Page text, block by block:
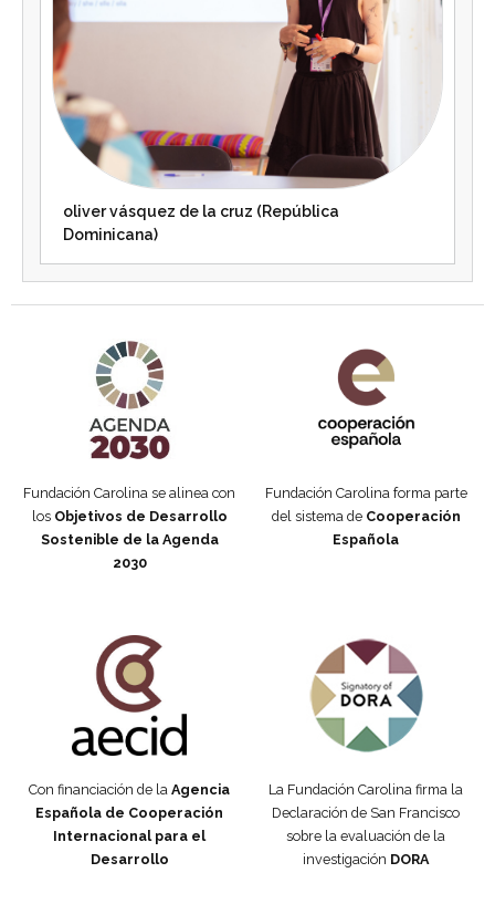
oliver vásquez de la cruz (República
Dominicana)
Fundación Carolina se alinea con
los Objetivos de Desarrollo
Sostenible de la Agenda
2030
Fundación Carolina forma parte
del sistema de Cooperación
Española
Con financiación de la Agencia
Española de Cooperación
Internacional para el
Desarrollo
La Fundación Carolina firma la
Declaración de San Francisco
sobre la evaluación de la
investigación DORA